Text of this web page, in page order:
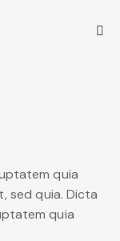
quia
sed quia. Dicta
quia